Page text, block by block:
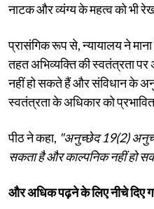
नाटक और व्यंग्य के महत्व को भी
प्रासंगिक रूप से, न्यायालय ने
तहत अभिव्यक्ति की स्वतंत्रता
नहीं हो सकते हैं और संविधान के
स्वतंत्रता के अधिकार को
पीठ ने कहा, "अनुच्छेद 19(2)
सकता है और काल्पनिक नहीं हो
और अधिक पढ़ने के लिए नीचे दिए